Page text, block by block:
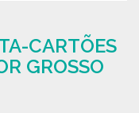
Solicitar um orçamento
CARTÕES
GROSSO